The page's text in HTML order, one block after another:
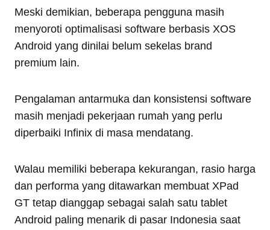
Meski demikian, beberapa pengguna masih
menyoroti optimalisasi software berbasis XOS
Android yang dinilai belum sekelas brand
premium lain.
Pengalaman antarmuka dan konsistensi software
masih menjadi pekerjaan rumah yang perlu
diperbaiki Infinix di masa mendatang.
Walau memiliki beberapa kekurangan, rasio harga
dan performa yang ditawarkan membuat XPad
GT tetap dianggap sebagai salah satu tablet
Android paling menarik di pasar Indonesia saat